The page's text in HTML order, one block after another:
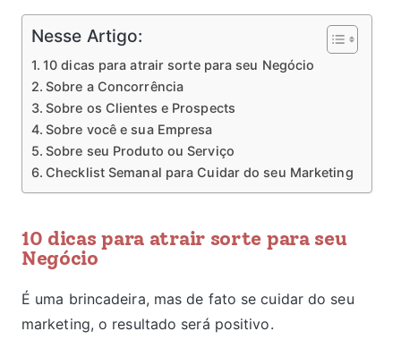
Nesse Artigo:
10 dicas para atrair sorte para seu Negócio
Sobre a Concorrência
Sobre os Clientes e Prospects
Sobre você e sua Empresa
Sobre seu Produto ou Serviço
Checklist Semanal para Cuidar do seu Marketing
10 dicas para atrair sorte para seu
Negócio
É uma brincadeira, mas de fato se cuidar do seu
marketing, o resultado será positivo.